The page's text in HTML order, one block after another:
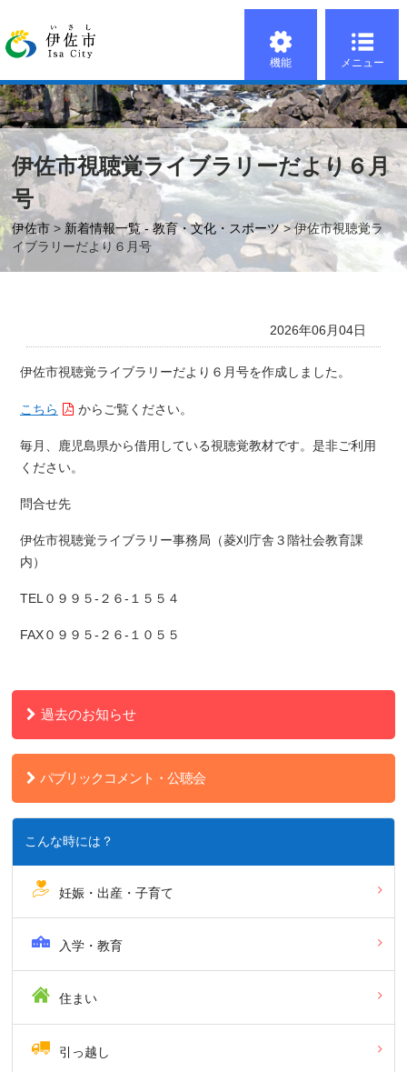
機能 メニュー
伊佐市視聴覚ライブラリーだより６月
号
伊佐市 > 新着情報一覧 - 教育・文化・スポーツ> 伊佐市視聴覚ラ
イブラリーだより６月号
2026年06月04日
伊佐市視聴覚ライブラリーだより６ 月号を作成しました。
こちら からご覧ください。
毎月、鹿児島県から借用している視聴覚教材です。是非ご利用
ください。
問合せ先
伊佐市視聴覚ライブラリー事務局（菱刈庁舎３階社会教育課
内）
TEL０９９５-２６-１５５４
FAX０９９５-２６-１０５５
過去のお知らせ
パブリックコメント・公聴会
こんな時には？
妊娠・出産・子育て
入学・教育
住まい
引っ越し